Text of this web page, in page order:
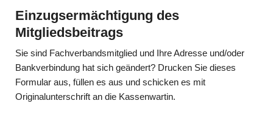
Einzugsermächtigung des
Mitgliedsbeitrags
Sie sind Fachverbandsmitglied und Ihre Adresse und/oder
Bankverbindung hat sich geändert? Drucken Sie dieses
Formular aus, füllen es aus und schicken es mit
Originalunterschrift an die Kassenwartin.